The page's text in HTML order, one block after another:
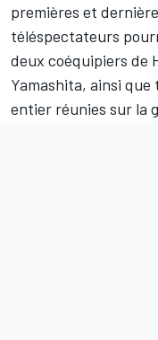
premières et
téléspectateurs
deux coéquipiers de
Yamashita, ainsi
entier réunies sur la